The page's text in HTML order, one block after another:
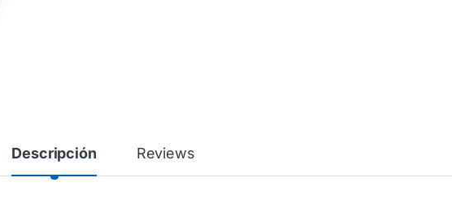
Descripción Reviews